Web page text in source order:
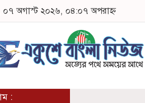
০৭ অগাস্ট ২০২৬, ০৪:০৭ অপরাহ্ন
: